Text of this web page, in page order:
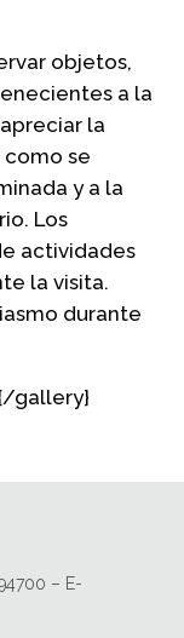
objetos,
a la
la
se
y a la
Los
actividades
la visita.
durante
gallery}
– E-